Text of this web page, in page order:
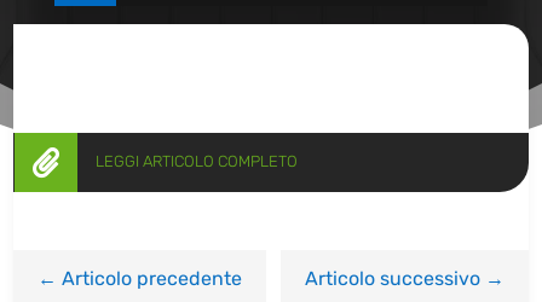
 LEGGI ARTICOLO COMPLETO
←Articolo precedente Articolo successivo→